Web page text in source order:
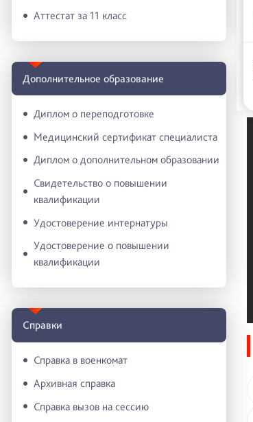
Аттестат за 11 класс
Дополнительное образование
Диплом о переподготовке
Медицинский сертификат специалиста
Диплом о дополнительном образовании
Свидетельство о повышении
квалификации
Удостоверение интернатуры
Удостоверение о повышении
квалификации
Справки
Справка в военкомат
Архивная справка
Справка вызов на сессию